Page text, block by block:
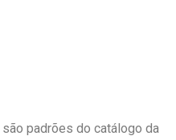
padrões do catálogo da